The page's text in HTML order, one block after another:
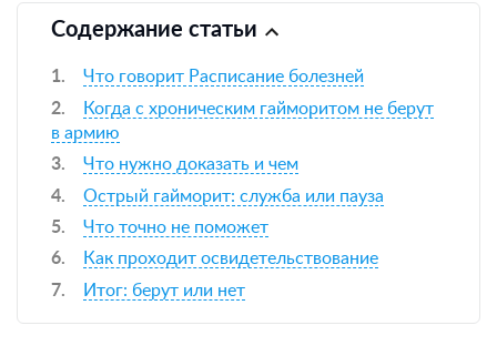
Содержание статьи
Что говорит Расписание болезней
Когда с хроническим гайморитом не берут
в армию
Что нужно доказать и чем
Острый гайморит: служба или пауза
Что точно не поможет
Как проходит освидетельствование
Итог: берут или нет